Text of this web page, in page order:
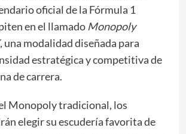
oficial de la Fórmula 1
en el llamado Monopoly
, una modalidad diseñada para
estratégica y competitiva de
de carrera.
Monopoly tradicional, los
elegir su escudería favorita de